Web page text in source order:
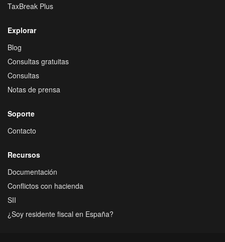
TaxBreak Plus
Explorar
Blog
Consultas gratuitas
Consultas
Notas de prensa
Soporte
Contacto
Recursos
Documentación
Conflictos con hacienda
SII
¿Soy residente fiscal en España?